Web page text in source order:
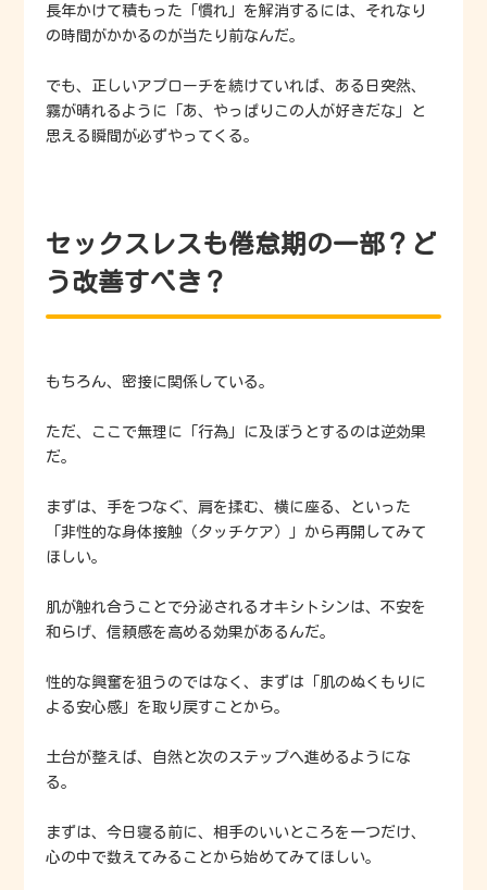
長年かけて積もった「慣れ」を解消するには、それなり
の時間がかかるのが当たり前なんだ。
でも、正しいアプローチを続けていれば、ある日突然、
霧が晴れるように「あ、やっぱりこの人が好きだな」と
思える瞬間が必ずやってくる。
セックスレスも倦怠期の一部？ど
う改善すべき？
もちろん、密接に関係している。
ただ、ここで無理に「行為」に及ぼうとするのは逆効果
だ。
まずは、手をつなぐ、肩を揉む、横に座る、といった
「非性的な身体接触（タッチケア）」から再開してみて
ほしい。
肌が触れ合うことで分泌されるオキシトシンは、不安を
和らげ、信頼感を高める効果があるんだ。
性的な興奮を狙うのではなく、まずは「肌のぬくもりに
よる安心感」を取り戻すことから。
土台が整えば、自然と次のステップへ進めるようにな
る。
まずは、今日寝る前に、相手のいいところを一つだけ、
心の中で数えてみることから始めてみてほしい。